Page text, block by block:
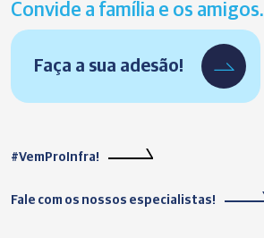
Convide a família e os amigos.
Faça a sua adesão!
#VemProInfra!
Fale com os nossos especialistas!